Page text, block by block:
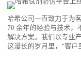
哈希公司一直致力于为
70 余年的经验与技术，
解决方案。我们以专业
这漫长的岁月里，“客户